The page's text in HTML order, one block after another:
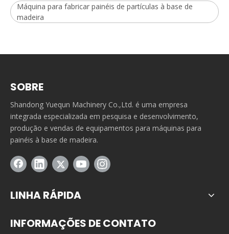
Máquina para fabricar painéis de partículas à base de
madeira
SOBRE
Shandong Yuequn Machinery Co.,Ltd. é uma empresa
integrada especializada em pesquisa e desenvolvimento,
produção e vendas de equipamentos para máquinas para
painéis à base de madeira.
LINHA RÁPIDA
INFORMAÇÕES DE CONTATO